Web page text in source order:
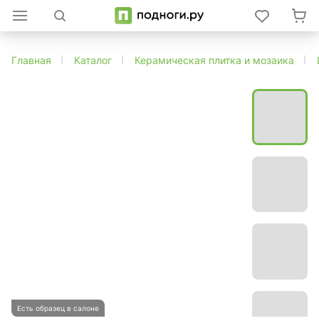
Главная Каталог Керамическая плитка и мозаика
Есть образец в салоне